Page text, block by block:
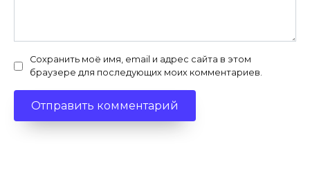
Сохранить моё имя, email и адрес сайта в этом
браузере для последующих моих комментариев.